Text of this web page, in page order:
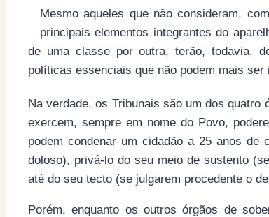
Mesmo aqueles que não consideram,
principais elementos integrantes do
de uma classe por outra, terão, todavia,
políticas essenciais que não podem mais
Na verdade, os Tribunais são um dos quatro
exercem, sempre em nome do Povo,
podem condenar um cidadão a 25 anos
doloso), privá-lo do seu meio de sustento
até do seu tecto (se julgarem procedente o
Porém, enquanto os outros órgãos de